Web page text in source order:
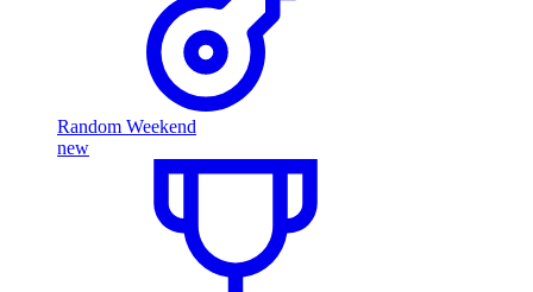
Random Weekend
new